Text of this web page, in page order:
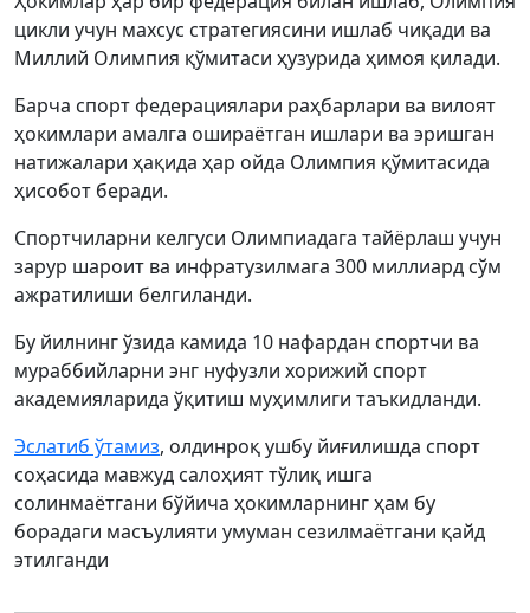
цикли учун махсус стратегиясини ишлаб чиқади ва
Миллий Олимпия қўмитаси ҳузурида ҳимоя қилади.
Барча спорт федерациялари раҳбарлари ва вилоят
ҳокимлари амалга ошираётган ишлари ва эришган
натижалари ҳақида ҳар ойда Олимпия қўмитасида
ҳисобот беради.
Спортчиларни келгуси Олимпиадага тайёрлаш учун
зарур шароит ва инфратузилмага 300 миллиард сўм
ажратилиши белгиланди.
Бу йилнинг ўзида камида 10 нафардан спортчи ва
мураббийларни энг нуфузли хорижий спорт
академияларида ўқитиш муҳимлиги таъкидланди.
Эслатиб ўтамиз, олдинроқ ушбу йиғилишда спорт
соҳасида мавжуд салоҳият тўлиқ ишга
солинмаётгани бўйича ҳокимларнинг ҳам бу
борадаги масъулияти умуман сезилмаётгани қайд
этилганди